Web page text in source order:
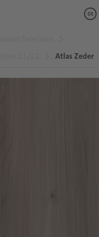
DE
Atlas Zeder